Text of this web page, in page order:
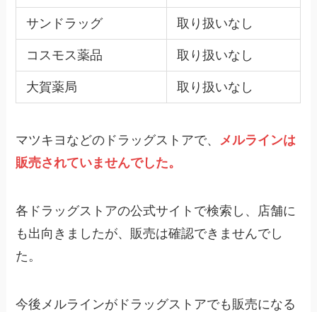
サンドラッグ 取り扱いなし
コスモス薬品 取り扱いなし
大賀薬局 取り扱いなし
マツキヨなどのドラッグストアで、 メルラインは
販売されていませんでした。
各ドラッグストアの公式サイトで検索し、店舗に
も出向きましたが、販売は確認できませんでし
た。
今後メルラインがドラッグストアでも販売になる